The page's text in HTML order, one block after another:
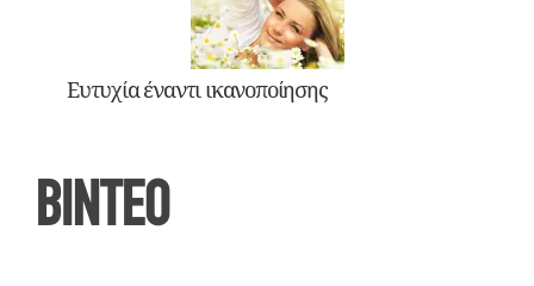
Ευτυχία έναντι ικανοποίησης
ΒΙΝΤΕΟ